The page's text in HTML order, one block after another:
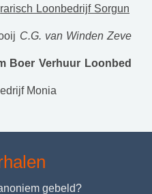
Loonbedrijf Sorgun
C.G. van Winden Zeve
Boer Verhuur Loonbed
Monia
gebeld?